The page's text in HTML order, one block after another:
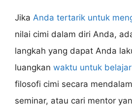
Jika Anda tertarik untuk
nilai cimi dalam diri Anda,
langkah yang dapat Anda
luangkan waktu untuk
filosofi cimi secara
seminar, atau cari mentor